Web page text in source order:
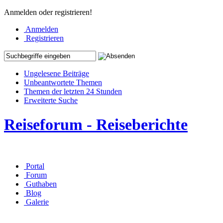
Anmelden oder registrieren!
Anmelden
Registrieren
Ungelesene Beiträge
Unbeantwortete Themen
Themen der letzten 24 Stunden
Erweiterte Suche
Reiseforum - Reiseberichte
Portal
Forum
Guthaben
Blog
Galerie